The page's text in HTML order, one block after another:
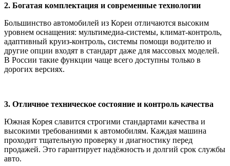
2. Богатая комплектация и современные технологии
Большинство автомобилей из Кореи отличаются высоким
уровнем оснащения: мультимедиа-системы, климат-контроль,
адаптивный круиз-контроль, системы помощи водителю и
другие опции входят в стандарт даже для массовых моделей.
В России такие функции чаще всего доступны только в
дорогих версиях.
3. Отличное техническое состояние и контроль качества
Южная Корея славится строгими стандартами качества и
высокими требованиями к автомобилям. Каждая машина
проходит тщательную проверку и диагностику перед
продажей. Это гарантирует надёжность и долгий срок службы
авто.